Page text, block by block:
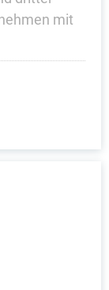
mit